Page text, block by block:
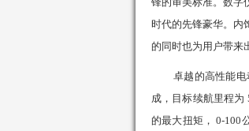
时代的先锋豪华。内
的同时也为用户带来
卓越的高性能
成，目标续航里程为
的最大扭矩，0-100